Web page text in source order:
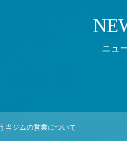
ニュ
当ジムの営業について